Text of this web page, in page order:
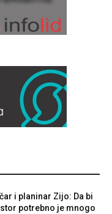
i planinar Zijo: Da bi
potrebno je mnogo